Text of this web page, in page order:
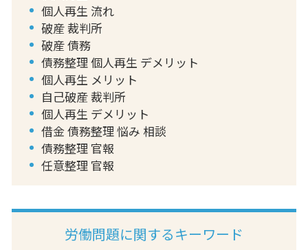
個人再生 流れ
破産 裁判所
破産 債務
債務整理 個人再生 デメリット
個人再生 メリット
自己破産 裁判所
個人再生 デメリット
借金 債務整理 悩み 相談
債務整理 官報
任意整理 官報
労働問題に関するキーワード